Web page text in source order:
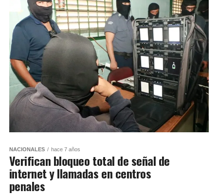
NACIONALES hace 7 años
Verifican bloqueo total de señal de
internet y llamadas en centros
penales